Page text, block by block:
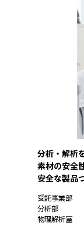
分析・解析
素材の安全
安全な製品
受託事業部
分析部
物理解析室